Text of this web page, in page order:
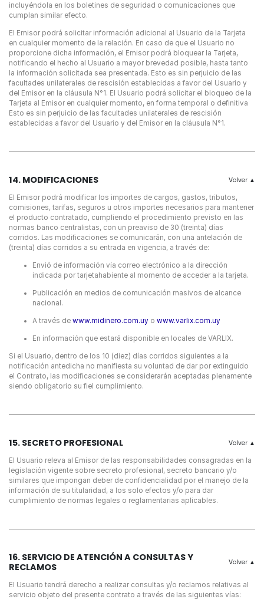
incluyéndola en los boletines de seguridad o comunicaciones que
cumplan similar efecto.
El Emisor podrá solicitar información adicional al Usuario de la Tarjeta
en cualquier momento de la relación. En caso de que el Usuario no
proporcione dicha información, el Emisor podrá bloquear la Tarjeta,
notificando el hecho al Usuario a mayor brevedad posible, hasta tanto
la información solicitada sea presentada. Esto es sin perjuicio de las
facultades unilaterales de rescisión establecidas a favor del Usuario y
del Emisor en la cláusula N°1. El Usuario podrá solicitar el bloqueo de la
Tarjeta al Emisor en cualquier momento, en forma temporal o definitiva
Esto es sin perjuicio de las facultades unilaterales de rescisión
establecidas a favor del Usuario y del Emisor en la cláusula N°1.
14. MODIFICACIONES
El Emisor podrá modificar los importes de cargos, gastos, tributos,
comisiones, tarifas, seguros u otros importes necesarios para mantener
el producto contratado, cumpliendo el procedimiento previsto en las
normas banco centralistas, con un preaviso de 30 (treinta) días
corridos. Las modificaciones se comunicarán, con una antelación de
(treinta) días corridos a su entrada en vigencia, a través de:
Envió de información vía correo electrónico a la dirección
indicada por tarjetahabiente al momento de acceder a la tarjeta.
Publicación en medios de comunicación masivos de alcance
nacional.
A través de www.midinero.com.uy o www.varlix.com.uy
En información que estará disponible en locales de VARLIX.
Si el Usuario, dentro de los 10 (diez) días corridos siguientes a la
notificación antedicha no manifiesta su voluntad de dar por extinguido
el Contrato, las modificaciones se considerarán aceptadas plenamente
siendo obligatorio su fiel cumplimiento.
15. SECRETO PROFESIONAL
El Usuario releva al Emisor de las responsabilidades consagradas en la
legislación vigente sobre secreto profesional, secreto bancario y/o
similares que impongan deber de confidencialidad por el manejo de la
información de su titularidad, a los solo efectos y/o para dar
cumplimiento de normas legales o reglamentarias aplicables.
16. SERVICIO DE ATENCIÓN A CONSULTAS Y
RECLAMOS
El Usuario tendrá derecho a realizar consultas y/o reclamos relativas al
servicio objeto del presente contrato a través de las siguientes vías: